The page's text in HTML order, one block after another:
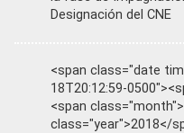
Designación del CNE
<span class="date
18T20:12:59-
<span
class="year">2018</